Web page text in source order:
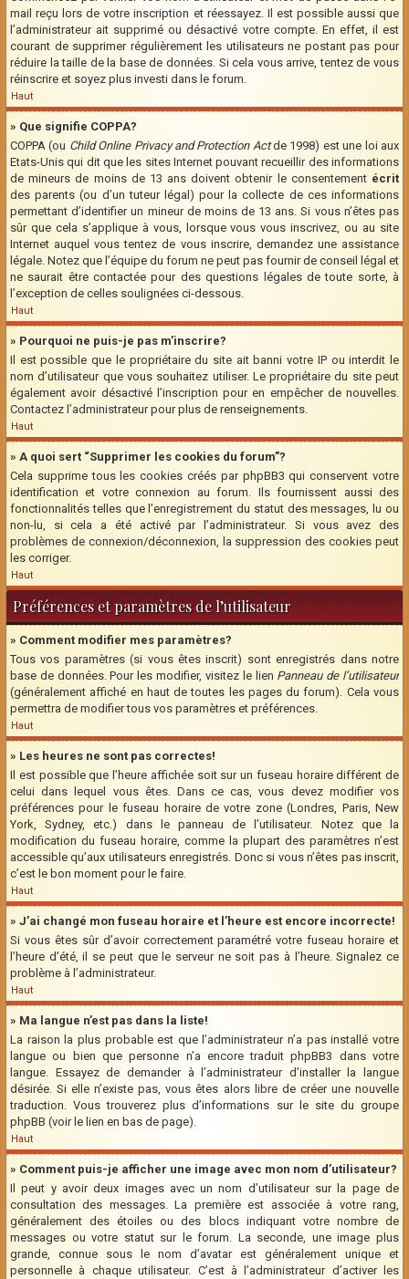
mail reçu lors de votre inscription et réessayez. Il est possible aussi que
l’administrateur ait supprimé ou désactivé votre compte. En effet, il est
courant de supprimer régulièrement les utilisateurs ne postant pas pour
réduire la taille de la base de données. Si cela vous arrive, tentez de vous
réinscrire et soyez plus investi dans le forum.
Haut
» Que signifie COPPA?
COPPA (ou Child Online Privacy and Protection Actde 1998) est une loi aux
Etats-Unis qui dit que les sites Internet pouvant recueillir des informations
de mineurs de moins de 13 ans doivent obtenir le consentement écrit
des parents (ou d’un tuteur légal) pour la collecte de ces informations
permettant d’identifier un mineur de moins de 13 ans. Si vous n’êtes pas
sûr que cela s’applique à vous, lorsque vous vous inscrivez, ou au site
Internet auquel vous tentez de vous inscrire, demandez une assistance
légale. Notez que l’équipe du forum ne peut pas fournir de conseil légal et
ne saurait être contactée pour des questions légales de toute sorte, à
l’exception de celles soulignées ci-dessous.
Haut
» Pourquoi ne puis-je pas m’inscrire?
Il est possible que le propriétaire du site ait banni votre IP ou interdit le
nom d’utilisateur que vous souhaitez utiliser. Le propriétaire du site peut
également avoir désactivé l’inscription pour en empêcher de nouvelles.
Contactez l’administrateur pour plus de renseignements.
Haut
» A quoi sert “Supprimer les cookies du forum”?
Cela supprime tous les cookies créés par phpBB3 qui conservent votre
identification et votre connexion au forum. Ils fournissent aussi des
fonctionnalités telles que l’enregistrement du statut des messages, lu ou
non-lu, si cela a été activé par l’administrateur. Si vous avez des
problèmes de connexion/déconnexion, la suppression des cookies peut
les corriger.
Haut
Préférences et paramètres de l’utilisateur
» Comment modifier mes paramètres?
Tous vos paramètres (si vous êtes inscrit) sont enregistrés dans notre
base de données. Pour les modifier, visitez le lien Panneau de l’utilisateur
(généralement affiché en haut de toutes les pages du forum). Cela vous
permettra de modifier tous vos paramètres et préférences.
Haut
» Les heures ne sont pas correctes!
Il est possible que l’heure affichée soit sur un fuseau horaire différent de
celui dans lequel vous êtes. Dans ce cas, vous devez modifier vos
préférences pour le fuseau horaire de votre zone (Londres, Paris, New
York, Sydney, etc.) dans le panneau de l’utilisateur. Notez que la
modification du fuseau horaire, comme la plupart des paramètres n’est
accessible qu’aux utilisateurs enregistrés. Donc si vous n’êtes pas inscrit,
c’est le bon moment pour le faire.
Haut
» J’ai changé mon fuseau horaire et l’heure est encore incorrecte!
Si vous êtes sûr d’avoir correctement paramétré votre fuseau horaire et
l’heure d’été, il se peut que le serveur ne soit pas à l’heure. Signalez ce
problème à l’administrateur.
Haut
» Ma langue n’est pas dans la liste!
La raison la plus probable est que l’administrateur n’a pas installé votre
langue ou bien que personne n’a encore traduit phpBB3 dans votre
langue. Essayez de demander à l’administrateur d’installer la langue
désirée. Si elle n’existe pas, vous êtes alors libre de créer une nouvelle
traduction. Vous trouverez plus d’informations sur le site du groupe
phpBB (voir le lien en bas de page).
Haut
» Comment puis-je afficher une image avec mon nom d’utilisateur?
Il peut y avoir deux images avec un nom d’utilisateur sur la page de
consultation des messages. La première est associée à votre rang,
généralement des étoiles ou des blocs indiquant votre nombre de
messages ou votre statut sur le forum. La seconde, une image plus
grande, connue sous le nom d’avatar est généralement unique et
personnelle à chaque utilisateur. C’est à l’administrateur d’activer les